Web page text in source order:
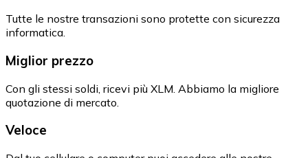
Tutte le nostre transazioni sono protette con sicurezza
informatica.
Miglior prezzo
Con gli stessi soldi, ricevi più XLM. Abbiamo la migliore
quotazione di mercato.
Veloce